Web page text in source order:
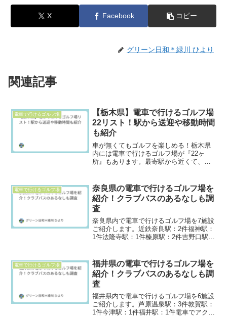
X Facebook コピー
グリーン日和＊緑川 ひより
関連記事
電車で行けるゴルフ場
【栃木県】電車で行けるゴルフ場
22リスト！駅から送迎や移動時間
も紹介
車が無くてもゴルフを楽しめる！栃木県
内には電車で行けるゴルフ場が『22ヶ
所』もあります。最寄駅から近くて、ク
るゴルフ場※各ゴルフ場名をクリックす
ると楽天GORAの施設詳...
電車で行けるゴルフ場
奈良県の電車で行けるゴルフ場を
紹介！クラブバスのあるなしも調
査
奈良県内で電車で行けるゴルフ場を7施設
ご紹介します。近鉄奈良駅：2件福神駅：
1件法隆寺駅：1件榛原駅：2件吉野口駅：
もあわせて見てみてください。このペー
ジがとても探し...
電車で行けるゴルフ場
福井県の電車で行けるゴルフ場を
紹介！クラブバスのあるなしも調
査
福井県内で電車で行けるゴルフ場を6施設
ご紹介します。芦原温泉駅：3件敦賀駅：
1件今津駅：1件福井駅：1件電車でアクセ